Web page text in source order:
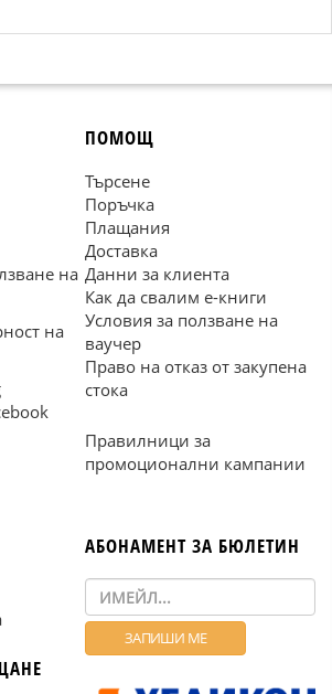
на
на
ПОМОЩ
Търсене
Поръчка
Плащания
Доставка
Данни за клиента
Как да свалим е-книги
Условия за ползване на
ваучер
Право на отказ от закупена
стока
Правилници за
промоционални кампании
АБОНАМЕНТ ЗА БЮЛЕТИН